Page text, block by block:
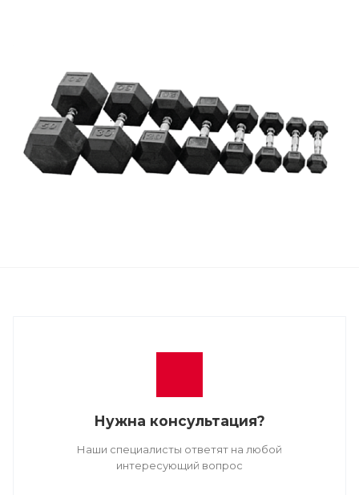
Нужна консультация?
Наши специалисты ответят на любой
интересующий вопрос